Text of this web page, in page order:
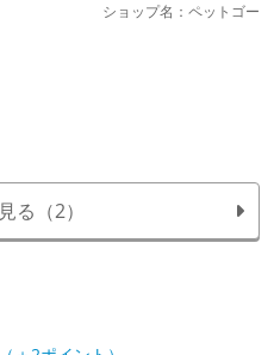
ショップ名：ペットゴー
る（2）